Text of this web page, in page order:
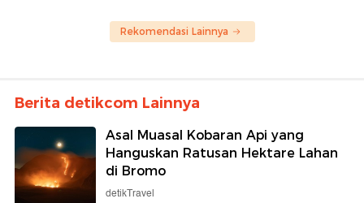
Rekomendasi Lainnya
Berita detikcom Lainnya
Asal Muasal Kobaran Api yang
Hanguskan Ratusan Hektare Lahan
di Bromo
detikTravel